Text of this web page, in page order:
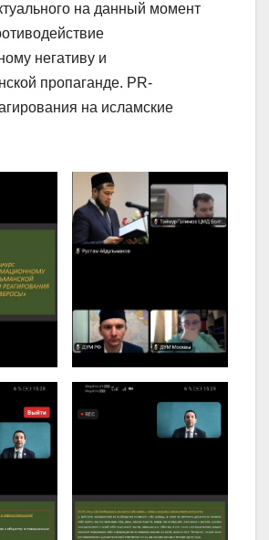
на данный момент
негативу и
пропаганде. PR-
на исламские